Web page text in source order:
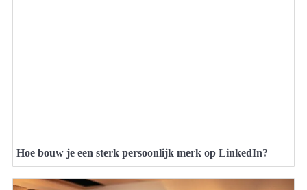
Hoe bouw je een sterk persoonlijk merk op LinkedIn?